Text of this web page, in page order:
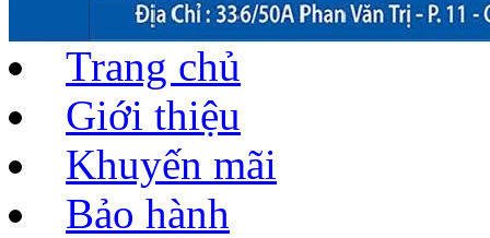
Trang chủ
Giới thiệu
Khuyến mãi
Bảo hành